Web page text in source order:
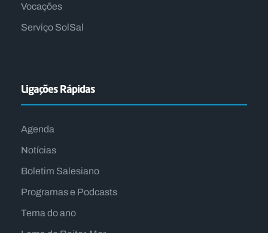
Vocações
Serviço SolSal
Ligações Rápidas
Agenda
Notícias
Boletim Salesiano
Programas e Podcasts
Tema do ano